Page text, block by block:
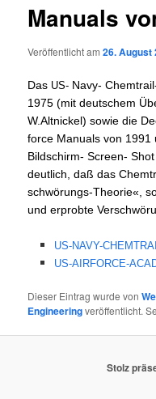
Manuals
Veröffentlicht am26. August
Das US- Navy-
1975 (mit deut­schem
W.Altnickel) sowie die
force Manu­als von 1991
Bild­schirm- Screen-
deut­lich, daß das
schwö­rungs-Theo­rie«,
und erprob­te
US-NAVY-
US-AIRFORCE-
Dieser Eintrag wurde von
Engineeringveröffentlicht.
Stolz